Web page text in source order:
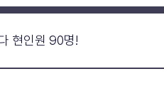
현인원 90명!